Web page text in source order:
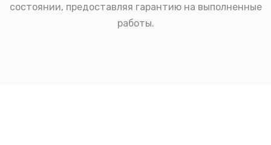
состоянии, предоставляя гарантию на выполненные
работы.